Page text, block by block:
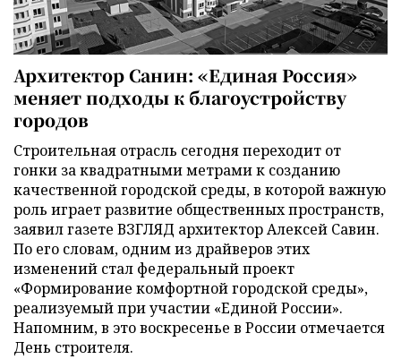
Архитектор Санин: «Единая Россия»
меняет подходы к благоустройству
городов
Строительная отрасль сегодня переходит от
гонки за квадратными метрами к созданию
качественной городской среды, в которой важную
роль играет развитие общественных пространств,
заявил газете ВЗГЛЯД архитектор Алексей Савин.
По его словам, одним из драйверов этих
изменений стал федеральный проект
«Формирование комфортной городской среды»,
реализуемый при участии «Единой России».
Напомним, в это воскресенье в России отмечается
День строителя.